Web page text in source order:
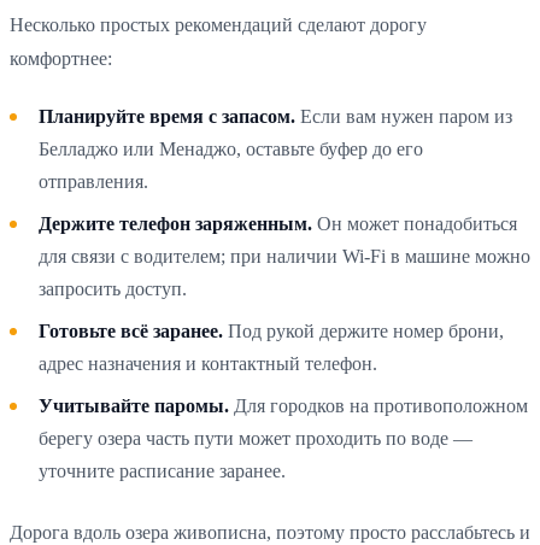
Несколько простых рекомендаций сделают дорогу
комфортнее:
Планируйте время с запасом. Если вам нужен паром из
Белладжо или Менаджо, оставьте буфер до его
отправления.
Держите телефон заряженным. Он может понадобиться
для связи с водителем; при наличии Wi-Fi в машине можно
запросить доступ.
Готовьте всё заранее. Под рукой держите номер брони,
адрес назначения и контактный телефон.
Учитывайте паромы. Для городков на противоположном
берегу озера часть пути может проходить по воде —
уточните расписание заранее.
Дорога вдоль озера живописна, поэтому просто расслабьтесь и